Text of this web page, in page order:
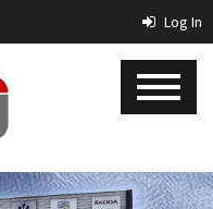
Log In